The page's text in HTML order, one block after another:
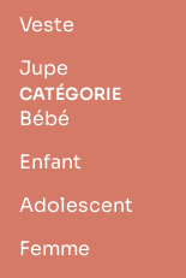
Veste
Jupe
CATÉGORIE
Bébé
Enfant
Adolescent
Femme